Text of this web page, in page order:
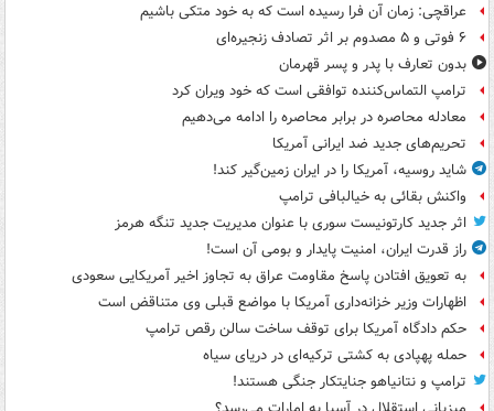
عراقچی: زمان آن فرا رسیده است که به خود متکی باشیم
۶ فوتی و ۵ مصدوم بر اثر تصادف زنجیره‌ای
بدون تعارف با پدر و پسر قهرمان
ترامپ التماس‌کننده توافقی است که خود ویران کرد
معادله محاصره در برابر محاصره را ادامه می‌دهیم
تحریم‌های جدید ضد ایرانی آمریکا
شاید روسیه، آمریکا را در ایران زمین‌گیر کند!
واکنش بقائی به خیالبافی ترامپ
اثر جدید کارتونیست سوری با عنوان مدیریت جدید تنگه هرمز
راز قدرت ایران، امنیت پایدار و بومی آن است!
به تعویق افتادن پاسخ مقاومت عراق به تجاوز اخیر آمریکایی سعودی
اظهارات وزیر خزانه‌داری آمریکا با مواضع قبلی وی متناقض است
حکم دادگاه آمریکا برای توقف ساخت سالن رقص ترامپ
حمله پهپادی به کشتی ترکیه‌ای در دریای سیاه
ترامپ و نتانیاهو جنایتکار جنگی هستند!